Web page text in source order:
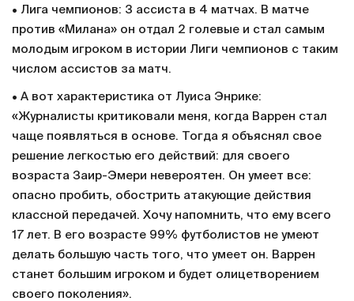
• Лига чемпионов: 3 ассиста в 4 матчах. В матче
против «Милана» он отдал 2 голевые и стал самым
молодым игроком в истории Лиги чемпионов с таким
числом ассистов за матч.
• А вот характеристика от Луиса Энрике:
«Журналисты критиковали меня, когда Варрен стал
чаще появляться в основе. Тогда я объяснял свое
решение легкостью его действий: для своего
возраста Заир-Эмери невероятен. Он умеет все:
опасно пробить, обострить атакующие действия
классной передачей. Хочу напомнить, что ему всего
17 лет. В его возрасте 99% футболистов не умеют
делать большую часть того, что умеет он. Варрен
станет большим игроком и будет олицетворением
своего поколения».